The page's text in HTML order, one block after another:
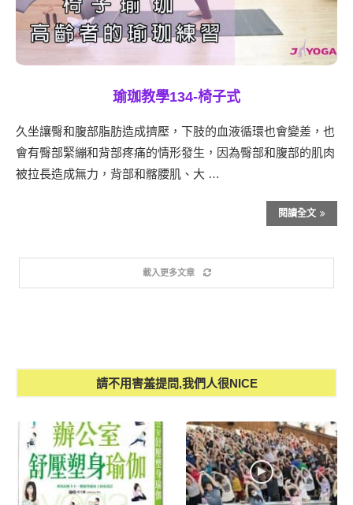
瑜珈教學134-椅子式
久坐讓臀和腹部脂肪造成擠壓，下肢的血液循環也會變差，也
會有臀部緊繃和背部疼痛的情形發生，因為臀部和腹部的肌肉
被拉長造成無力，背部和髂腰肌、大 …
閱讀全文
載入更多文章
請不用害羞提問,我們人很NICE